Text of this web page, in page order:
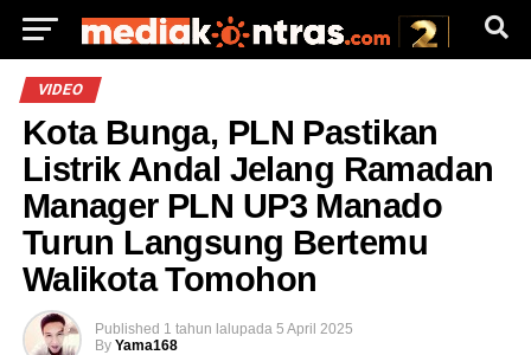
VIDEO
Kota Bunga, PLN Pastikan
Listrik Andal Jelang Ramadan
Manager PLN UP3 Manado
Turun Langsung Bertemu
Walikota Tomohon
Published 1 tahun lalupada 5 April 2025
By Yama168